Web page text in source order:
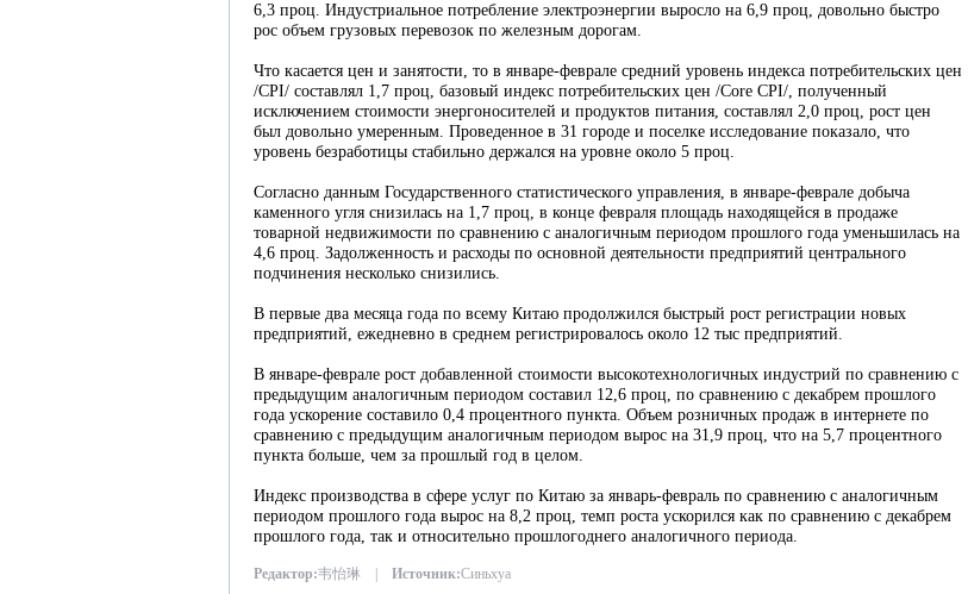
6,3 проц. Индустриальное потребление электроэнергии выросло на 6,9 проц, довольно быстро
рос объем грузовых перевозок по железным дорогам.
Что касается цен и занятости, то в январе-феврале средний уровень индекса потребительских цен
/CPI/ составлял 1,7 проц, базовый индекс потребительских цен /Core CPI/, полученный
исключением стоимости энергоносителей и продуктов питания, составлял 2,0 проц, рост цен
был довольно умеренным. Проведенное в 31 городе и поселке исследование показало, что
уровень безработицы стабильно держался на уровне около 5 проц.
Согласно данным Государственного статистического управления, в январе-феврале добыча
каменного угля снизилась на 1,7 проц, в конце февраля площадь находящейся в продаже
товарной недвижимости по сравнению с аналогичным периодом прошлого года уменьшилась на
4,6 проц. Задолженность и расходы по основной деятельности предприятий центрального
подчинения несколько снизились.
В первые два месяца года по всему Китаю продолжился быстрый рост регистрации новых
предприятий, ежедневно в среднем регистрировалось около 12 тыс предприятий.
В январе-феврале рост добавленной стоимости высокотехнологичных индустрий по сравнению с
предыдущим аналогичным периодом составил 12,6 проц, по сравнению с декабрем прошлого
года ускорение составило 0,4 процентного пункта. Объем розничных продаж в интернете по
сравнению с предыдущим аналогичным периодом вырос на 31,9 проц, что на 5,7 процентного
пункта больше, чем за прошлый год в целом.
Индекс производства в сфере услуг по Китаю за январь-февраль по сравнению с аналогичным
периодом прошлого года вырос на 8,2 проц, темп роста ускорился как по сравнению с декабрем
прошлого года, так и относительно прошлогоднего аналогичного периода.
Редактор:韦怡琳 | Источник:Синьхуа